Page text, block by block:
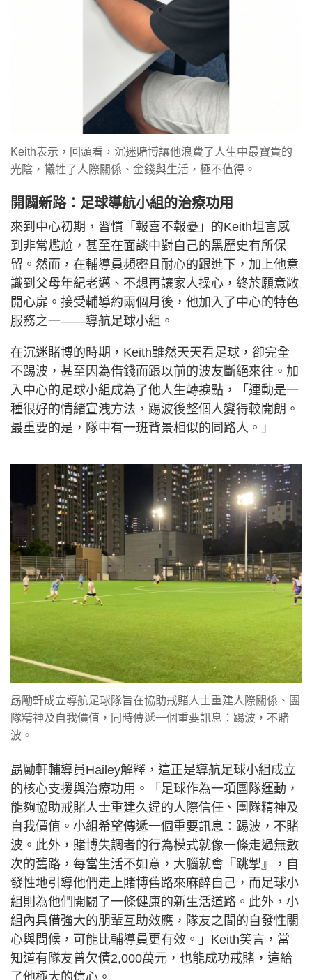
Keith表示，回頭看，沉迷賭博讓他浪費了人生中最寶貴的
光陰，犧牲了人際關係、金錢與生活，極不值得。
開闢新路：足球導航小組的治療功用
來到中心初期，習慣「報喜不報憂」的Keith坦言感
到非常尷尬，甚至在面談中對自己的黑歷史有所保
留。然而，在輔導員頻密且耐心的跟進下，加上他意
識到父母年紀老邁、不想再讓家人操心，終於願意敞
開心扉。接受輔導約兩個月後，他加入了中心的特色
服務之一——導航足球小組。
在沉迷賭博的時期，Keith雖然天天看足球，卻完全
不踢波，甚至因為借錢而跟以前的波友斷絕來往。加
入中心的足球小組成為了他人生轉捩點，「運動是一
種很好的情緒宣洩方法，踢波後整個人變得較開朗。
最重要的是，隊中有一班背景相似的同路人。」
勗勵軒成立導航足球隊旨在協助戒賭人士重建人際關係、團
隊精神及自我價值，同時傳遞一個重要訊息：踢波，不賭
波。
勗勵軒輔導員Hailey解釋，這正是導航足球小組成立
的核心支援與治療功用。「足球作為一項團隊運動，
能夠協助戒賭人士重建久違的人際信任、團隊精神及
自我價值。小組希望傳遞一個重要訊息：踢波，不賭
波。此外，賭博失調者的行為模式就像一條走過無數
次的舊路，每當生活不如意，大腦就會『跳掣』，自
發性地引導他們走上賭博舊路來麻醉自己，而足球小
組則為他們開闢了一條健康的新生活道路。此外，小
組內具備強大的朋輩互助效應，隊友之間的自發性關
心與問候，可能比輔導員更有效。」Keith笑言，當
知道有隊友曾欠債2,000萬元，也能成功戒賭，這給